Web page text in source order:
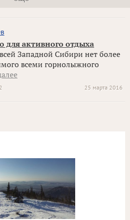
для активного отдыха
Западной Сибири нет более
всеми горнолыжного
25 марта 2016
2